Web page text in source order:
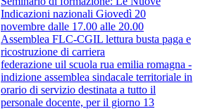
Indicazioni nazionali Giovedì 20
novembre dalle 17.00 alle 20.00
Assemblea FLC-CGIL lettura busta paga e
ricostruzione di carriera
federazione uil scuola rua emilia romagna -
indizione assemblea sindacale territoriale in
orario di servizio destinata a tutto il
personale docente, per il giorno 13